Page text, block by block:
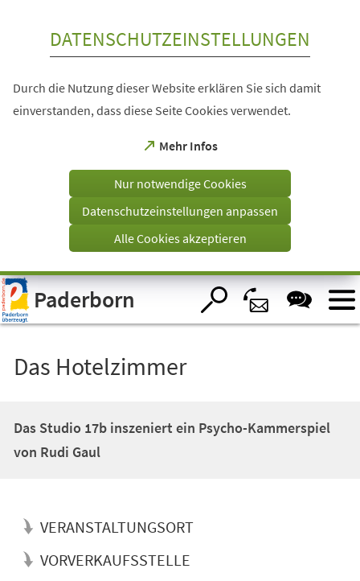
Visuelle
Assistenzsoftware
öffnen.
DATENSCHUTZEINSTELLUNGEN
Durch die Nutzung dieser Website erklären Sie sich damit
einverstanden, dass diese Seite Cookies verwendet.
Mehr Infos
(Öffnet
einem
Tab)
Nur notwendige Cookies
Datenschutzeinstellungen anpassen
Alle Cookies akzeptieren
Paderborn
Das Hotelzimmer
Das Studio 17b inszeniert ein Psycho-Kammerspiel
von Rudi Gaul
VERANSTALTUNGSORT
VORVERKAUFSSTELLE